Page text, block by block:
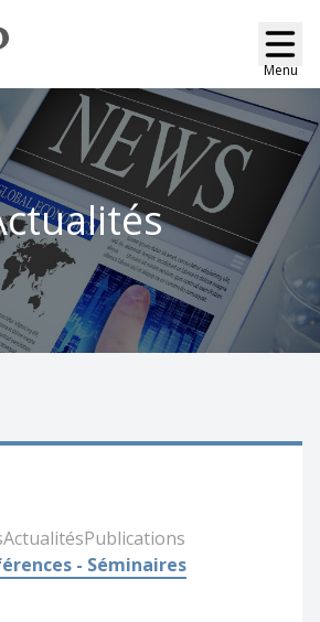
Menu
ActualitésPublications
- Séminaires